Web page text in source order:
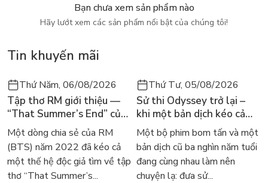
Bạn chưa xem sản phẩm nào
Hãy lướt xem các sản phẩm nổi bật của chúng tôi!
Tin khuyến mãi
Thứ Năm, 06/08/2026
Tập thơ RM giới thiệu —
“That Summer’s End” của
Lee Seong-bok ra mắt bản
tiếng Anh sau 4 năm gây
sốt
Một dòng chia sẻ của RM
(BTS) năm 2022 đã kéo cả
một thế hệ độc giả tìm về tập
thơ “That Summer’s...
Thứ Tư, 05/08/2026
Sử thi Odyssey trở lại –
khi một bản dịch kéo cả
thế giới về với văn học
kinh điển
Một bộ phim bom tấn và một
bản dịch cũ ba nghìn năm tuổi
đang cùng nhau làm nên
chuyện lạ: đưa sử...